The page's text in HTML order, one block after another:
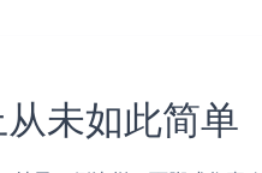
未如此简单